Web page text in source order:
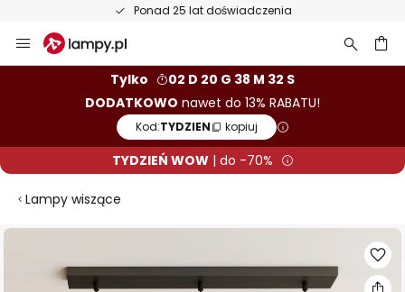
Ponad 25 lat doświadczenia
Przejdź
do
Tylko
02 D 20 G 38 M 31 S
DODATKOWO nawet do 13% RABATU!
Kod:TYDZIEN kopiuj
TYDZIEŃ WOW| do -70%
Lampy wiszące
Przejdź